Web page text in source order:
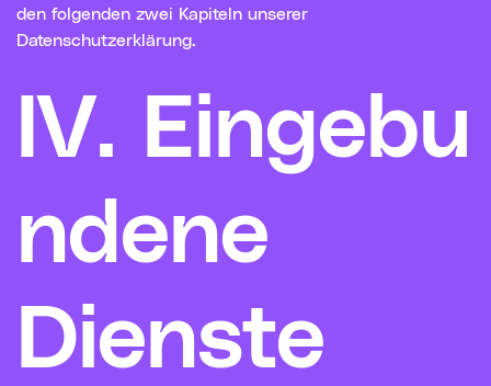
den folgenden zwei Kapiteln unserer
Datenschutzerklärung.
IV. Eingebu
ndene
Dienste